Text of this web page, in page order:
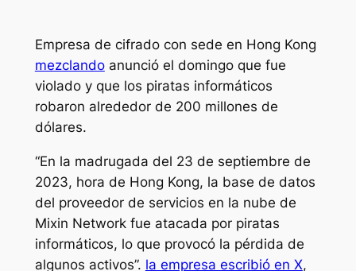
Empresa de cifrado con sede en Hong Kong
mezclandoanunció el domingo que fue
violado y que los piratas informáticos
robaron alrededor de 200 millones de
dólares.
“En la madrugada del 23 de septiembre de
2023, hora de Hong Kong, la base de datos
del proveedor de servicios en la nube de
Mixin Network fue atacada por piratas
informáticos, lo que provocó la pérdida de
algunos activos”. la empresa escribió en X,